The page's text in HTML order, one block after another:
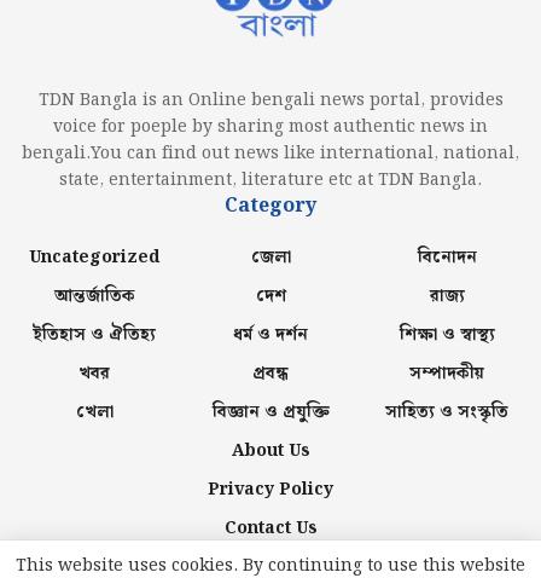
TDN Bangla is an Online bengali news portal, provides
voice for poeple by sharing most authentic news in
bengali.You can find out news like international, national,
state, entertainment, literature etc at TDN Bangla.
Category
Uncategorized
আন্তর্জাতিক
ইতিহাস ও ঐতিহ্য
খবর
খেলা
জেলা
দেশ
ধর্ম ও দর্শন
প্রবন্ধ
বিজ্ঞান ও প্রযুক্তি
বিনোদন
রাজ্য
শিক্ষা ও স্বাস্থ্য
সম্পাদকীয়
সাহিত্য ও সংস্কৃতি
About Us
Privacy Policy
Contact Us
This website uses cookies. By continuing to use this website